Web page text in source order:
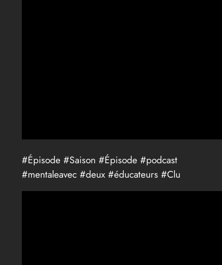
#Épisode #Saison #Épisode #podcast
#mentaleavec #deux #éducateurs #Clu